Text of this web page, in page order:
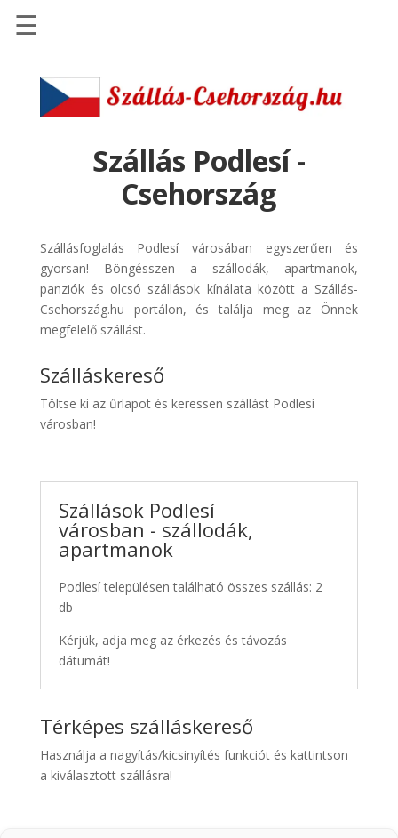
Szállások
Szállásinfo.eu
pénzvisszatérítéssel
Discover
Cars
Transzfer
Kiwi
Taxi
☰
Szállás Podlesí -
Csehország
Szállásfoglalás Podlesí városában egyszerűen és
gyorsan! Böngésszen a szállodák, apartmanok,
panziók és olcsó szállások kínálata között a Szállás-
Csehország.hu portálon, és találja meg az Önnek
megfelelő szállást.
Szálláskereső
Töltse ki az űrlapot és keressen szállást Podlesí
városban!
Szállások Podlesí
városban - szállodák,
apartmanok
Podlesí településen található összes szállás: 2
db
Kérjük, adja meg az érkezés és távozás
dátumát!
Térképes szálláskereső
Használja a nagyítás/kicsinyítés funkciót és kattintson
a kiválasztott szállásra!